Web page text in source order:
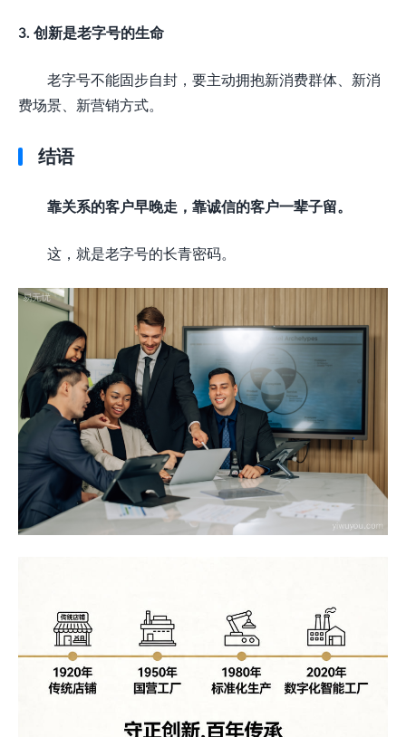
3. 创新是老字号的生命
老字号不能固步自封，要主动拥抱新消费群体、新消
费场景、新营销方式。
结语
靠关系的客户早晚走，靠诚信的客户一辈子留。
这，就是老字号的长青密码。